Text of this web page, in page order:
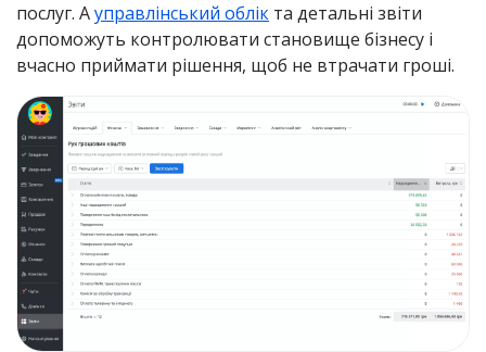
послуг. Ауправлінський облік та детальні звіти
допоможуть контролювати становище бізнесу і
вчасно приймати рішення, щоб не втрачати гроші.